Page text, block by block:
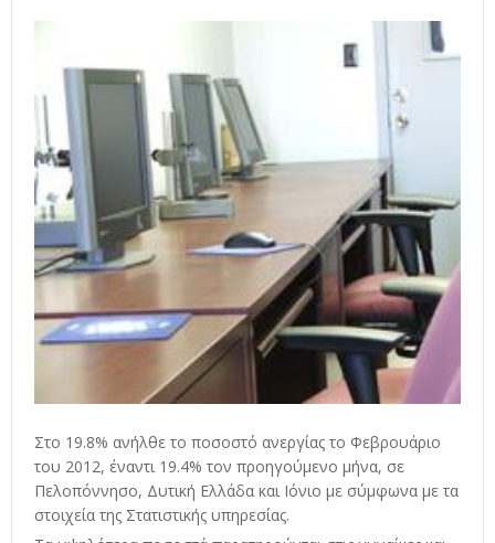
Στο 19.8% ανήλθε το ποσοστό ανεργίας το Φεβρουάριο
του 2012, έναντι 19.4% τον προηγούμενο μήνα, σε
Πελοπόννησο, Δυτική Ελλάδα και Ιόνιο με σύμφωνα με τα
στοιχεία της Στατιστικής υπηρεσίας.